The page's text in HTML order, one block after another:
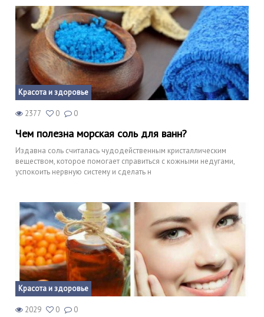
Красота и здоровье
2377 0 0
Чем полезна морская соль для ванн?
Издавна соль считалась чудодейственным кристаллическим
веществом, которое помогает справиться с кожными недугами,
успокоить нервную систему и сделать н
Красота и здоровье
2029 0 0